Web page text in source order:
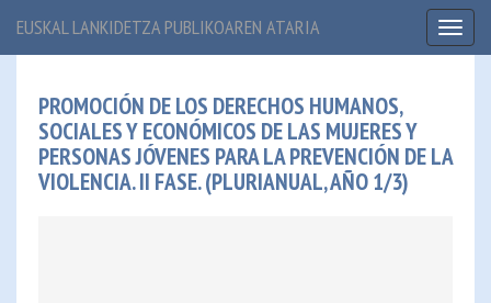
EUSKAL LANKIDETZA PUBLIKOAREN ATARIA
PROMOCIÓN DE LOS DERECHOS HUMANOS,
SOCIALES Y ECONÓMICOS DE LAS MUJERES Y
PERSONAS JÓVENES PARA LA PREVENCIÓN DE LA
VIOLENCIA. II FASE. (PLURIANUAL, AÑO 1/3)